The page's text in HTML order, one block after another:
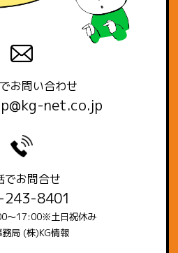
お問い合わせ
net.co.jp
でお問合せ
8401
～17:00※土日祝休み
局 (株)KG情報